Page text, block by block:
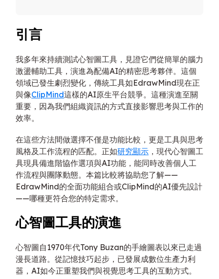
引言
我多年來持續測試心智圖工具，見證它們從簡單的腦力
激盪輔助工具，演進為配備AI的精密思考夥伴。這個
領域已發生劇烈變化，傳統工具如EdrawMind現在正
與像ClipMind這樣的AI原生平台競爭。這種演進至關
重要，因為我們組織資訊的方式直接影響思考與工作的
效率。
在這些方法間做選擇不僅是功能比較，更是工具與思考
風格及工作流程的匹配。正如研究顯示 ，現代心智圖工
具現具備進階協作選項與AI功能，能同時改善個人工
作流程與團隊動態。本篇比較將協助您了解——
EdrawMind的全面功能組合或ClipMind的AI優先設計
——哪種更符合您的特定需求。
心智圖工具的演進
心智圖自1970年代Tony Buzan的手繪圖表以來已走過
漫長道路。從記憶技巧起步，已發展成數位生產力利
器，AI如今正重塑我們與視覺思考工具的互動方式。